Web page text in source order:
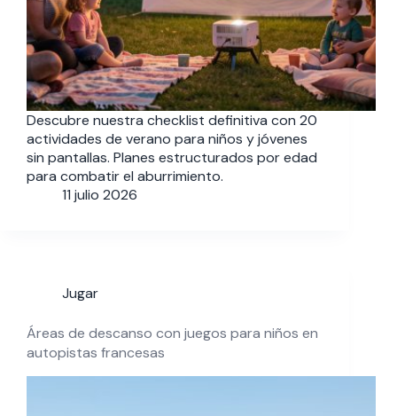
Descubre nuestra checklist definitiva con 20
actividades de verano para niños y jóvenes
sin pantallas. Planes estructurados por edad
para combatir el aburrimiento.
11 julio 2026
Jugar
Áreas de descanso con juegos para niños en
autopistas francesas